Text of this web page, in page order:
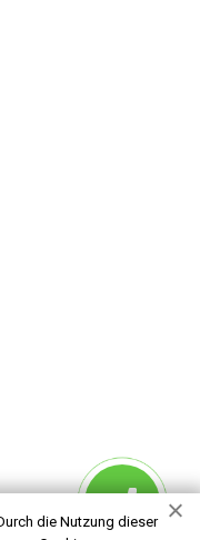
die Nutzung dieser